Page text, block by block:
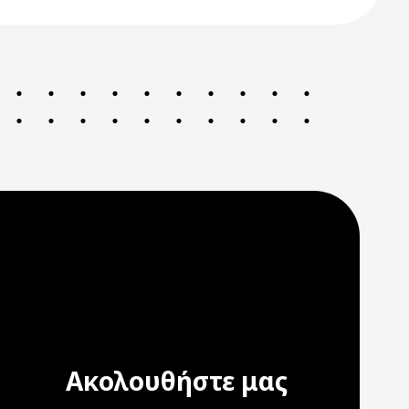
Ακολουθήστε μας